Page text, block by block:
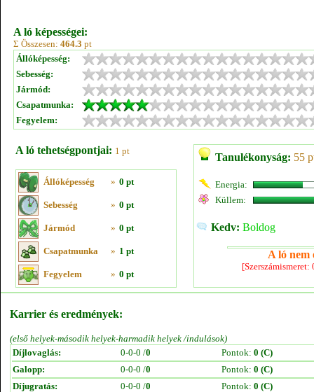
A ló képességei:
Σ Összesen: 464.3 pt
Állóképesség:
Sebesség:
Jármód:
Csapatmunka:
Fegyelem:
A ló tehetségpontjai: 1 pt
Állóképesség » 0 pt
Sebesség » 0 pt
Jármód » 0 pt
Csapatmunka » 1 pt
Fegyelem » 0 pt
Tanulékonyság: 55
Energia:
Küllem:
Kedv: Boldog
A ló nem
Karrier és eredmények:
(első helyek-második helyek-harmadik helyek /indulások)
Díjlovaglás:
0-0-0 /0 Pontok: 0 (C)
Galopp:
0-0-0 /0 Pontok: 0 (C)
Díjugratás:
0-0-0 /0 Pontok: 0 (C)